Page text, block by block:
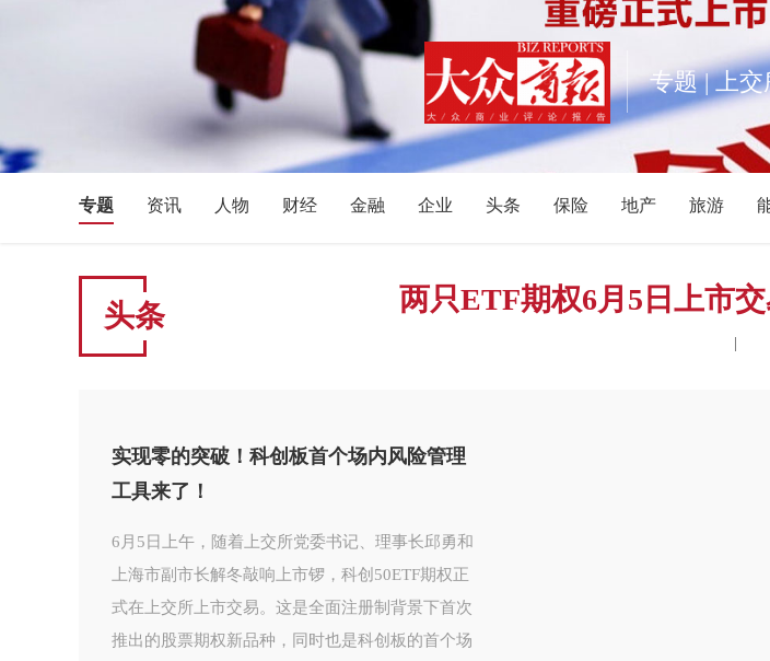
专题 | 上交
专题 资讯 人物 财经 金融 企业 头条 保险 地产 旅游
湖南
广西 重庆 海南
青海
新疆 辽宁 黑龙江 内蒙古 游戏 母婴
头条 两只ETF期权6月5日上市
|
科创50ETF期权今起上市 对应ETF规模超
870亿
继5月12日启动上市工作后，首只基于科创50指数的
场内期权品种——科创50ETF期权合约——定于6月
5日上市交易。备受关注的是，本次上市的两个科创
50ETF期权合约，分别为华夏科创50ETF期权合约和